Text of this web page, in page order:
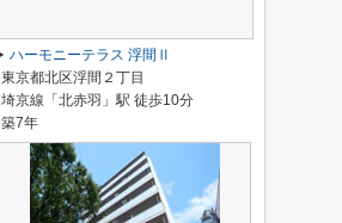
ハーモニーテラス 浮間Ⅱ
東京都北区浮間２丁目
埼京線「北赤羽」駅 徒歩10分
築7年